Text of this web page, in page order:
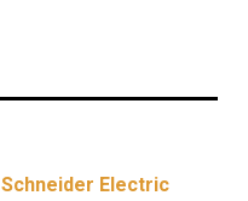
Schneider Electric